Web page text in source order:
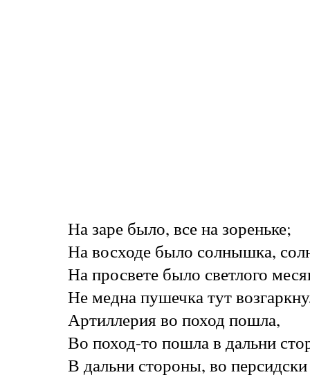
На заре было, все на зореньке;
На восходе было солнышка,
На просвете было светлого
Не медна пушечка тут
Артиллерия во поход пошла,
Во поход-то пошла в дальни
В дальни стороны, во